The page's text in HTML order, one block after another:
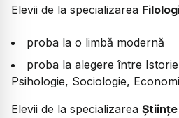
Elevii de la specializarea
proba la o limbă modernă
proba la alegere între
Psihologie, Sociologie,
Elevii de la specializarea